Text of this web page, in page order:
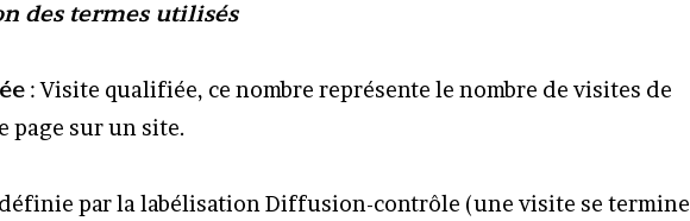
des termes utilisés
: Visite qualifiée, ce nombre représente le nombre de visites de
page sur un site.
par la labélisation Diffusion-contrôle (une visite se termine